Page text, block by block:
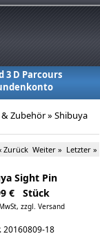
3 D Parcours
Zubehör» Shibuya
‹ Zurück Weiter » Letzter »
Sight Pin
€ Stück
zzgl. Versand
20160809-18